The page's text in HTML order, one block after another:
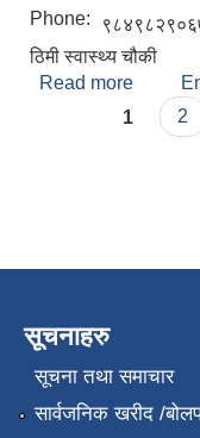
Phone:
ठिमी स्वास्थ्य चौकी
Read more about
Pages
1 2
सूचनाहरु
सूचना तथा समाचार
सार्वजनिक खरीद /